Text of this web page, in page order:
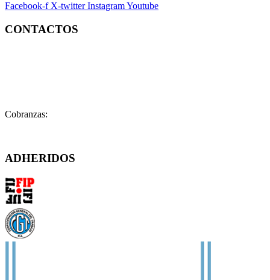
Facebook-f X-twitter InstagramYoutube
CONTACTOS
Cobranzas:
ADHERIDOS